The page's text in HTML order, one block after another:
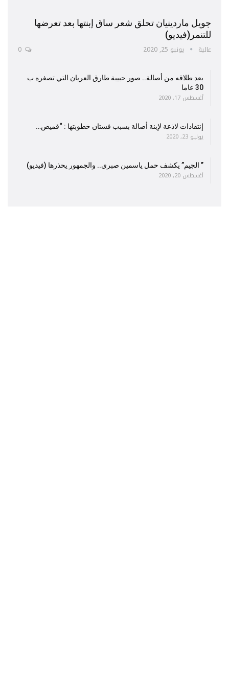
جويل ماردينيان تحلق شعر ساق إبنتها بعد تعرضها
للتنمر(فيديو)
عالية يونيو 25, 2020
بعد طلاقه من أصالة.. صور حبيبة طارق العريان التي تصغره ب
30 عاما
أغسطس 17, 2020
إنتقادات لاذعة لإبنة أصالة بسبب فستان خطوبتها : “قميص…
يوليو 23, 2020
” الجيم” يكشف حمل ياسمين صبري.. والجمهور يحذرها (فيديو)
أغسطس 20, 2020